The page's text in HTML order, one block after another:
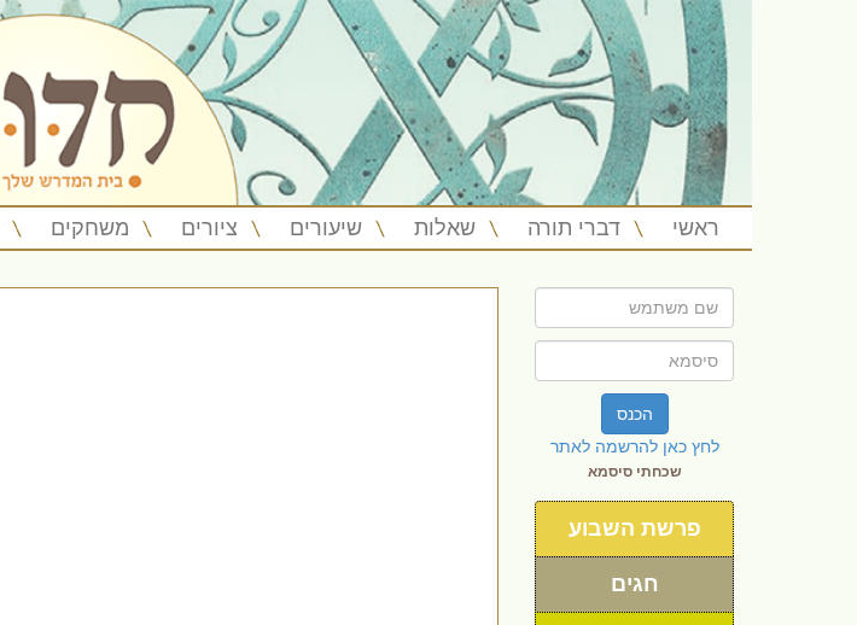
ראשי דברי תורה שאלות שיעורים ציורים משחקים
הכנס
לחץ כאן להרשמה לאתר
שכחתי סיסמא
פרשת השבוע
חגים